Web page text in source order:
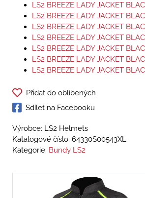
LS2 BREEZE LADY JACKET
LS2 BREEZE LADY JACKET
LS2 BREEZE LADY JACKET
LS2 BREEZE LADY JACKET
LS2 BREEZE LADY JACKET
LS2 BREEZE LADY JACKET
LS2 BREEZE LADY JACKET
Přidat do oblíbených
Sdílet na Facebooku
Výrobce: LS2 Helmets
Katalogové číslo: 64330S00543XL
Kategorie: Bundy LS2